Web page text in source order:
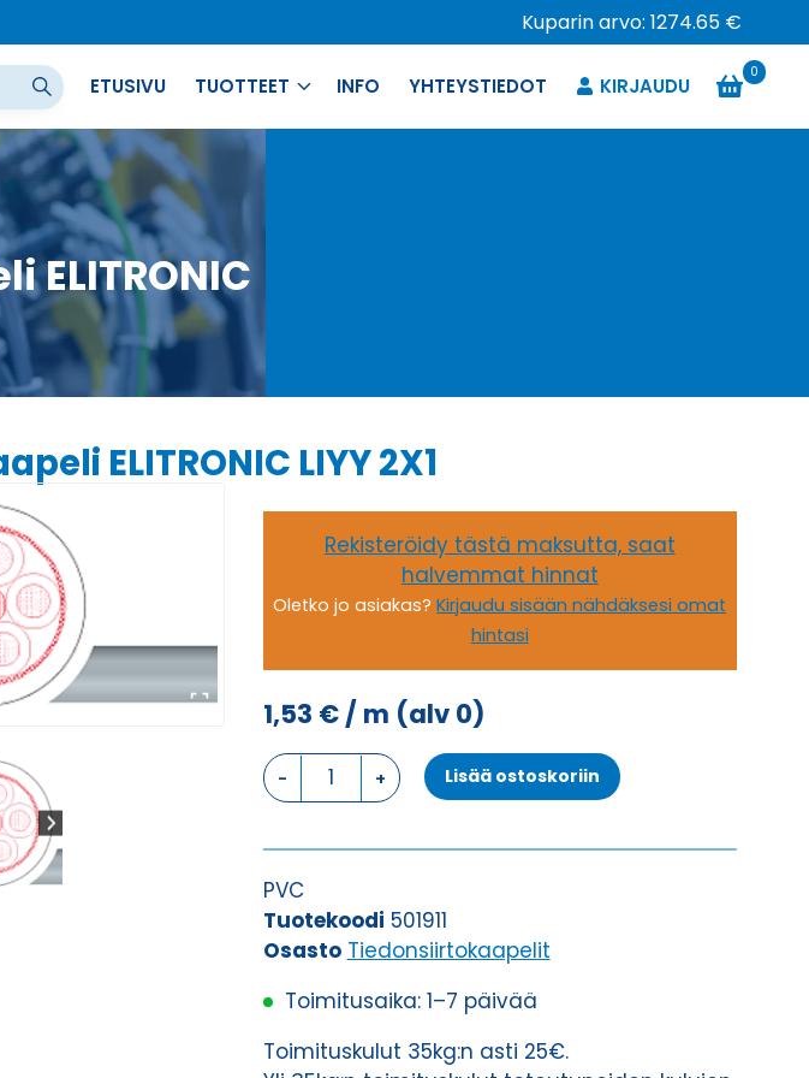
Kuparin arvo: 1274.65 €
ETUSIVU TUOTTEET INFO YHTEYSTIEDOT KIRJAUDU
0
ELITRONIC LIYY 2X1
Rekisteröidy tästä maksutta, saat
halvemmat hinnat
Oletko jo asiakas?Kirjaudu sisään nähdäksesi omat
hintasi
1,53 €/ m (alv 0)
Tiedonsiirtokaapeli
ELITRONIC
2X1
Lisää ostoskoriin
PVC
Tuotekoodi 501911
Osasto Tiedonsiirtokaapelit
Toimitusaika: 1–7 päivää
Toimituskulut 35kg:n asti 25€.